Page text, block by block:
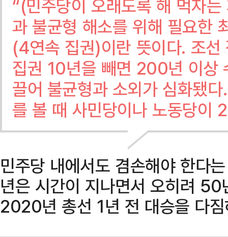
“(민주당이 오래도록 해 먹자
과 불균형 해소를 위해 필요한
(4연속 집권)이란 뜻이다. 조
집권 10년을 빼면 200년 이상
끌어 불균형과 소외가 심화됐
를 볼 때 사민당이나 노동당이
민주당 내에서도 겸손해야 한다
년은 시간이 지나면서 오히려
2020년 총선 1년 전 대승을 다